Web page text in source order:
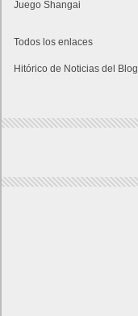
Juego Shangai
Todos los enlaces
Hitórico de Noticias del Blog